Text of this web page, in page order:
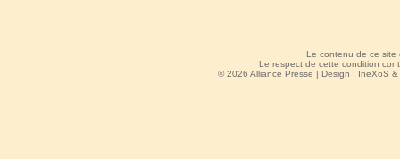
Le contenu de ce site
Le respect de cette condition
© 2026 Alliance Presse | Design : IneXoS &